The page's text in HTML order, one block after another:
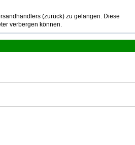
(zurück) zu gelangen. Diese
verbergen können.